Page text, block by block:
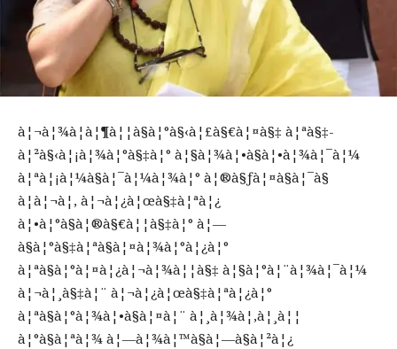
à¦¬à¦¾à¦à¦¶à¦¦à§à¦°à§‹à¦£à§€à¦¤à§‡ à¦ªà§‡-
à¦²à§‹à¦¡à¦¾à¦°à§‡à¦° à¦§à¦¾à¦•à§à¦•à¦¾à¦¯à¦¼
à¦ªà¦¡à¦¼à§à¦¯à¦¼à¦¾à¦° à¦®à§ƒà¦¤à§à¦¯à§
à¦à¦¬à¦‚ à¦¬à¦¿à¦œà§‡à¦ªà¦¿
à¦•à¦°à§à¦®à§€à¦¦à§‡à¦° à¦—
à§à¦°à§‡à¦ªà§à¦¤à¦¾à¦°à¦¿à¦°
à¦ªà§à¦°à¦¤à¦¿à¦¬à¦¾à¦¦à§‡ à¦§à¦°à¦¨à¦¾à¦¯à¦¼
à¦¬à¦¸à§‡à¦¨ à¦¬à¦¿à¦œà§‡à¦ªà¦¿à¦°
à¦ªà§à¦°à¦¾à¦•à§à¦¤à¦¨ à¦¸à¦¾à¦‚à¦¸à¦¦
à¦°à§à¦ªà¦¾ à¦—à¦¾à¦™à§à¦—à§à¦²à¦¿